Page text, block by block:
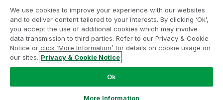
Neem deel aan het Analytics
Modernization Program
Moderniseer zonder uw waardevolle QlikView-apps op
het spel te zetten met het Analytics Modernization
Program.
ampquestions@qlik.com
We use cookies to improve your experience with our websites
and to deliver content tailored to your interests. By clicking ‘Ok’,
you accept the use of additional cookies which may involve
data transmission to third parties. Refer to our Privacy & Cookie
Notice or click ‘More Information’ for details on cookie usage on
our sites. Privacy & Cookie Notice
Ok
More Information